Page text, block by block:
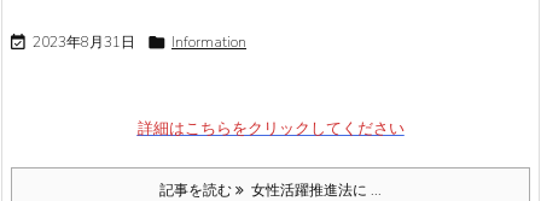
 2023年8月31日  Information
詳細はこちらをクリックしてください
記事を読む 女性活躍推進法に ...